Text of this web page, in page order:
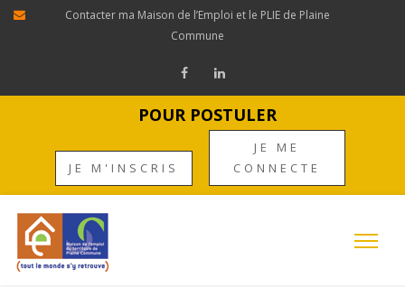
Contacter ma Maison de l’Emploi et le PLIE de Plaine
Commune
POUR POSTULER
JE M'INSCRIS
JE ME
CONNECTE